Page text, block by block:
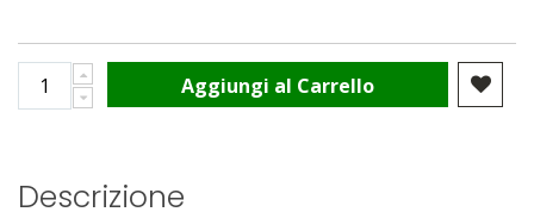
Aggiungi al Carrello
Descrizione